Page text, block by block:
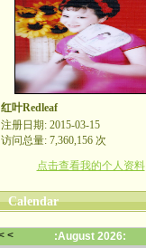
红叶Redleaf
注册日期: 2015-03-15
访问总量: 7,360,156 次
点击查看我的个人资料
Calendar